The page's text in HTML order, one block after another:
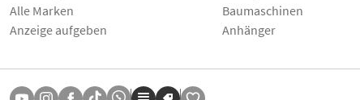
Alle Marken
Anzeige aufgeben
Baumaschinen
Anhänger